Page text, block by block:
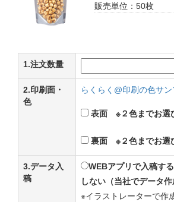
販売単位：50枚
1.注文数量
2.印刷面・
色
らくらく@印刷の色サ
表面 ※２色までお選
裏面 ※２色までお選
3.データ入
稿
WEBアプリで入稿する
しない（当社でデータ作
※イラストレーターで作